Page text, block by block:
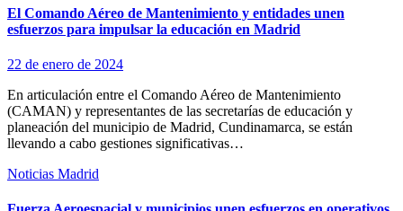
El Comando Aéreo de Mantenimiento y entidades unen
esfuerzos para impulsar la educación en Madrid
22 de enero de 2024
En articulación entre el Comando Aéreo de Mantenimiento
(CAMAN) y representantes de las secretarías de educación y
planeación del municipio de Madrid, Cundinamarca, se están
llevando a cabo gestiones significativas…
Noticias Madrid